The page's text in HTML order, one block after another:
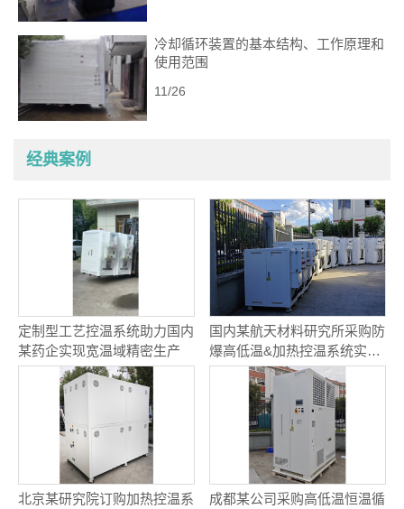
冷却循环装置的基本结构、工作原理和
使用范围
11/26
经典案例
定制型工艺控温系统助力国内
某药企实现宽温域精密生产
国内某航天材料研究所采购防
爆高低温&加热控温系统实现
航天材料精准温控
北京某研究院订购加热控温系
成都某公司采购高低温恒温循